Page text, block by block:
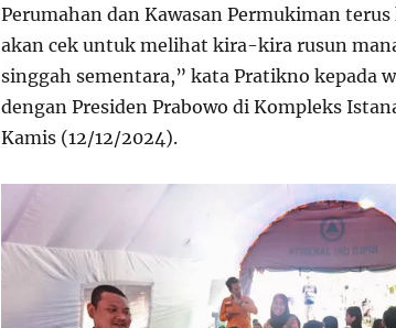
Perumahan dan Kawasan Permukiman
akan cek untuk melihat kira-kira rusun
singgah sementara,” kata Pratikno kepada
dengan Presiden Prabowo di Kompleks
Kamis (12/12/2024).